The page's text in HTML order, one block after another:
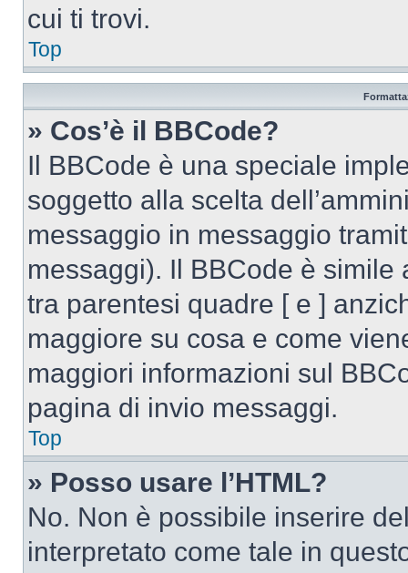
cui ti trovi.
Top
» Cos’è il BBCode?
Il BBCode è una speciale
soggetto alla scelta
messaggio in messaggio
messaggi). Il BBCode è simile
tra parentesi quadre [ e ]
maggiore su cosa e come
maggiori informazioni sul
pagina di invio messaggi.
Top
» Posso usare l’HTML?
No. Non è possibile inserire
interpretato come tale in